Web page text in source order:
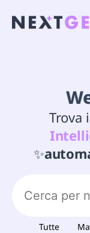
Trova
✨
Tutte